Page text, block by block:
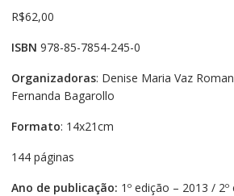
R$62,00
ISBN 978-85-7854-245-0
Organizadoras: Denise Maria Vaz
Fernanda Bagarollo
Formato: 14x21cm
144 páginas
Ano de publicação: 1º edição – 2013 /